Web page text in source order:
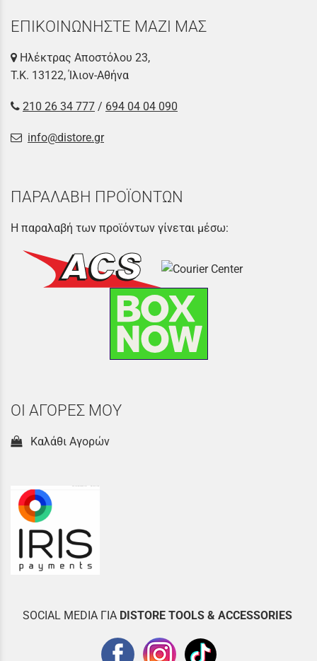
ΕΠΙΚΟΙΝΩΝΗΣΤΕ ΜΑΖΙ ΜΑΣ
Ηλέκτρας Αποστόλου 23,
Τ.Κ. 13122, Ίλιον-Αθήνα
210 26 34 777 / 694 04 04 090
info@distore.gr
ΠΑΡΑΛΑΒΗ ΠΡΟΪΟΝΤΩΝ
Η παραλαβή των προϊόντων γίνεται μέσω:
ΟΙ ΑΓΟΡΕΣ ΜΟΥ
Καλάθι Αγορών
SOCIAL MEDIA ΓΙΑ DISTORE TOOLS & ACCESSORIES